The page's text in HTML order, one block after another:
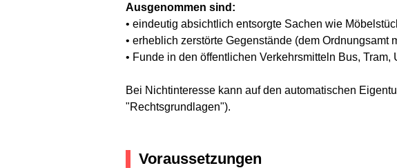
Ausgenommen sind:
• eindeutig absichtlich entsorgte Sachen wie
• erheblich zerstörte Gegenstände (dem Ordnungsamt
• Funde in den öffentlichen Verkehrsmitteln Bus,
Bei Nichtinteresse kann auf den automatischen
"Rechtsgrundlagen").
Voraussetzungen